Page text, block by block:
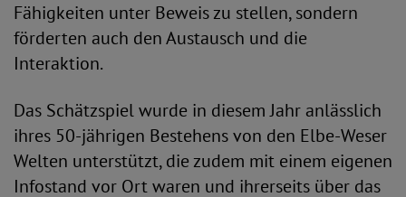
Fähigkeiten unter Beweis zu stellen, sondern
förderten auch den Austausch und die
Interaktion.
Das Schätzspiel wurde in diesem Jahr anlässlich
ihres 50-jährigen Bestehens von den Elbe-Weser
Welten unterstützt, die zudem mit einem eigenen
Infostand vor Ort waren und ihrerseits über das